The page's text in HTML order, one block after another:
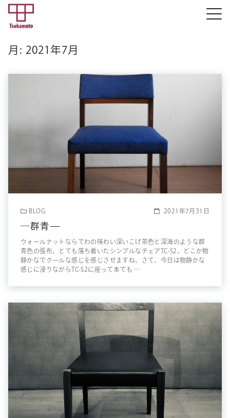
月: 2021年7月
BLOG 2021年7月31日
―群青—
ウォールナットならでわの味わい深いこげ茶色と深海のような群
青色の張布。とても落ち着いたシンプルなチェアTC-S2。どこか物
静かなでクールな感じを感じさせますね。さて、今日は物静かな
感じに浸りながらTC-S2に座って本でも …